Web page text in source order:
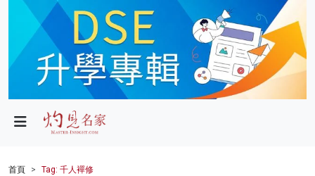
政局
財經
首頁 Tag: 千人襌修